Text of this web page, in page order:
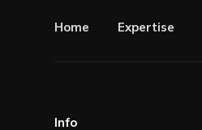
Home Expertise
Info